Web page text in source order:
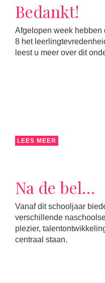
Bedankt!
Afgelopen week hebben
8 het
leest u meer over dit
LEES MEER
Na de bel…
Vanaf dit schooljaar
verschillende
plezier,
centraal staan.